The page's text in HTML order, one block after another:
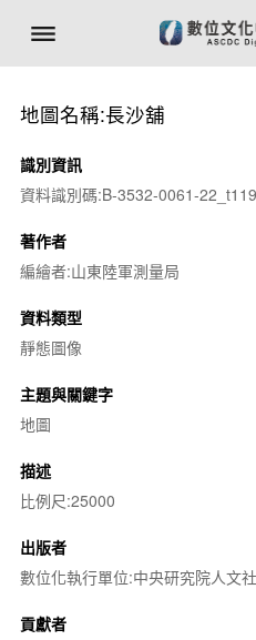
地圖名稱:長沙舖
識別資訊
資料識別碼:B-3532-0061-22_t119
著作者
編繪者:山東陸軍測量局
資料類型
靜態圖像
主題與關鍵字
地圖
描述
比例尺:25000
出版者
數位化執行單位:中央研究院人文
貢獻者